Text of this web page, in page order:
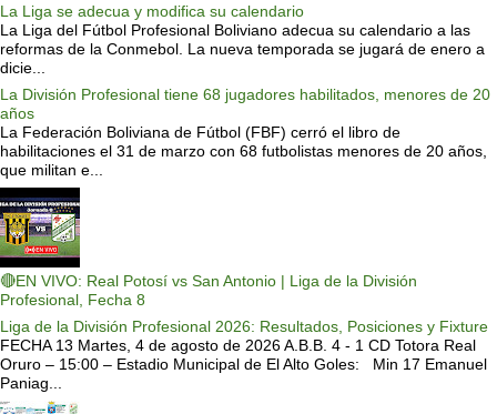
La Liga se adecua y modifica su calendario
La Liga del Fútbol Profesional Boliviano adecua su calendario a las
reformas de la Conmebol. La nueva temporada se jugará de enero a
dicie...
La División Profesional tiene 68 jugadores habilitados, menores de 20
años
La Federación Boliviana de Fútbol (FBF) cerró el libro de
habilitaciones el 31 de marzo con 68 futbolistas menores de 20 años,
que militan e...
🔴EN VIVO: Real Potosí vs San Antonio | Liga de la División
Profesional, Fecha 8
Liga de la División Profesional 2026: Resultados, Posiciones y Fixture
FECHA 13 Martes, 4 de agosto de 2026 A.B.B. 4 - 1 CD Totora Real
Oruro – 15:00 – Estadio Municipal de El Alto Goles: Min 17 Emanuel
Paniag...